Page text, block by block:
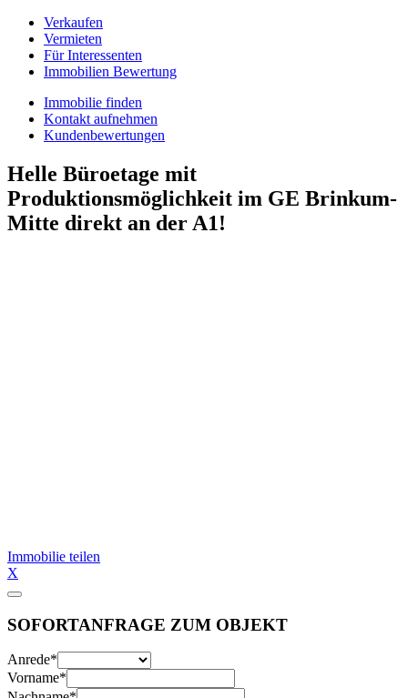
Verkaufen
Vermieten
Für Interessenten
Immobilien Bewertung
Immobilie finden
Kontakt aufnehmen
Kundenbewertungen
Helle Büroetage mit
Produktionsmöglichkeit im GE Brinkum-
Mitte direkt an der A1!
Immobilie teilen
X
SOFORTANFRAGE ZUM OBJEKT
Anrede*
Vorname*